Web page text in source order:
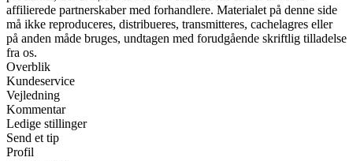
affilierede partnerskaber med forhandlere. Materialet på denne side
må ikke reproduceres, distribueres, transmitteres, cachelagres eller
på anden måde bruges, undtagen med forudgående skriftlig tilladelse
fra os.
Overblik
Kundeservice
Vejledning
Kommentar
Ledige stillinger
Send et tip
Profil